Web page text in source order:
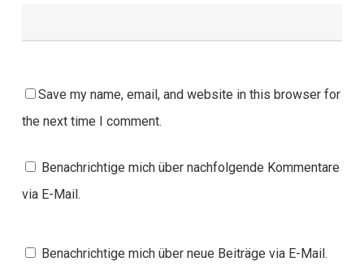
Save my name, email, and website in this browser for
the next time I comment.
Benachrichtige mich über nachfolgende Kommentare
via E-Mail.
Benachrichtige mich über neue Beiträge via E-Mail.